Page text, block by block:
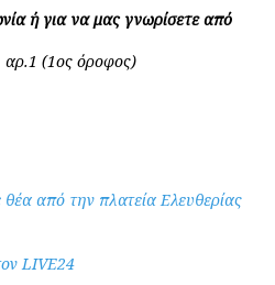
ή για να μας γνωρίσετε από
αρ.1 (1ος όροφος)